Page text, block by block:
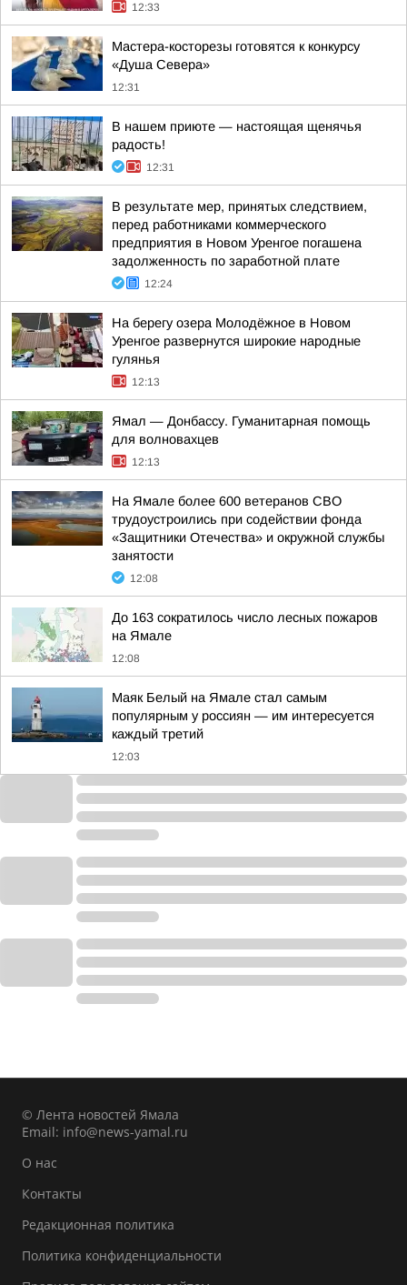
12:33
Мастера-косторезы готовятся к конкурсу
«Душа Севера»
12:31
В нашем приюте — настоящая щенячья
радость!
12:31
В результате мер, принятых следствием,
перед работниками коммерческого
предприятия в Новом Уренгое погашена
задолженность по заработной плате
12:24
На берегу озера Молодёжное в Новом
Уренгое развернутся широкие народные
гулянья
12:13
Ямал — Донбассу. Гуманитарная помощь
для волновахцев
12:13
На Ямале более 600 ветеранов СВО
трудоустроились при содействии фонда
«Защитники Отечества» и окружной службы
занятости
12:08
До 163 сократилось число лесных пожаров
на Ямале
12:08
Маяк Белый на Ямале стал самым
популярным у россиян — им интересуется
каждый третий
12:03
© Лента новостей Ямала
Email: info@news-yamal.ru
О нас
Контакты
Редакционная политика
Политика конфиденциальности